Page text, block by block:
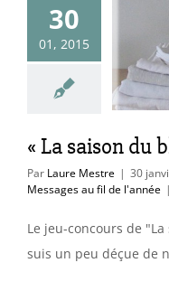
30
01, 2015
saison du
» : les
« La saison du
Par Laure Mestre | 30
Messages au fil de l'année |
Le jeu-concours de
suis un peu déçue de